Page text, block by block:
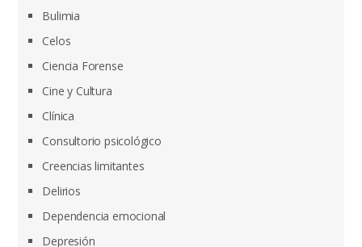
Bulimia
Celos
Ciencia Forense
Cine y Cultura
Clínica
Consultorio psicológico
Creencias limitantes
Delirios
Dependencia emocional
Depresión